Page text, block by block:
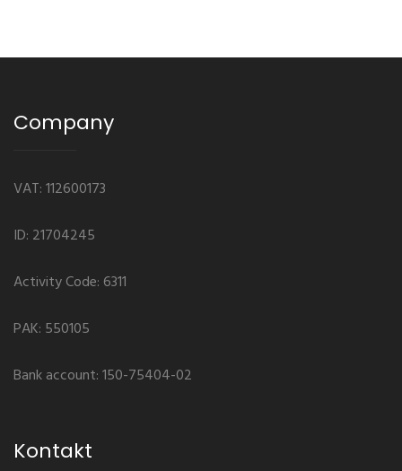
Company
VAT: 112600173
ID: 21704245
Activity Code: 6311
PAK: 550105
Bank account: 150-75404-02
Kontakt